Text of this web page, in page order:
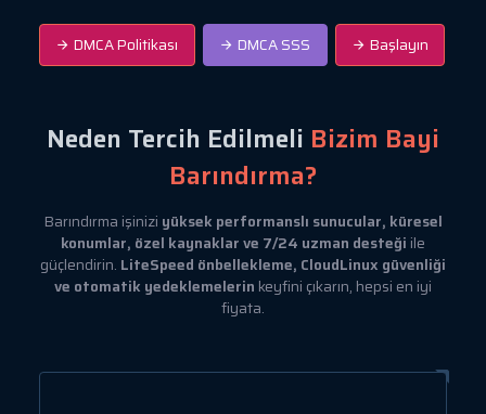
DMCA Politikası DMCA SSS Başlayın
Neden Tercih Edilmeli Bizim Bayi
Barındırma?
Barındırma işinizi yüksek performanslı sunucular, küresel
konumlar, özel kaynaklar ve 7/24 uzman desteği ile
güçlendirin. LiteSpeed önbellekleme, CloudLinux güvenliği
ve otomatik yedeklemelerin keyfini çıkarın, hepsi en iyi
fiyata.